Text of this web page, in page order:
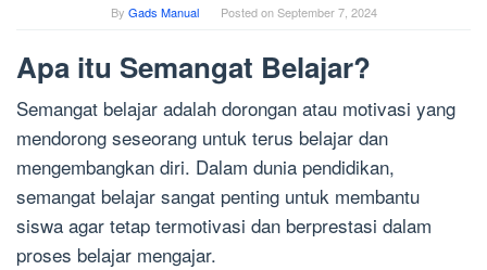
By Gads Manual Posted onSeptember 7, 2024
Apa itu Semangat Belajar?
Semangat belajar adalah dorongan atau motivasi yang
mendorong seseorang untuk terus belajar dan
mengembangkan diri. Dalam dunia pendidikan,
semangat belajar sangat penting untuk membantu
siswa agar tetap termotivasi dan berprestasi dalam
proses belajar mengajar.